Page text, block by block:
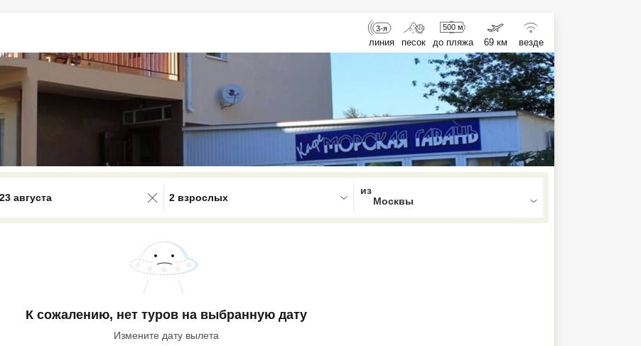
3-я
линия песок
500 м
до пляжа 69 км везде
23 августа
0 results available. Select is focused , press Down to open the menu,
2 взрослых
К сожалению, нет туров на выбранную дату
Измените дату вылета